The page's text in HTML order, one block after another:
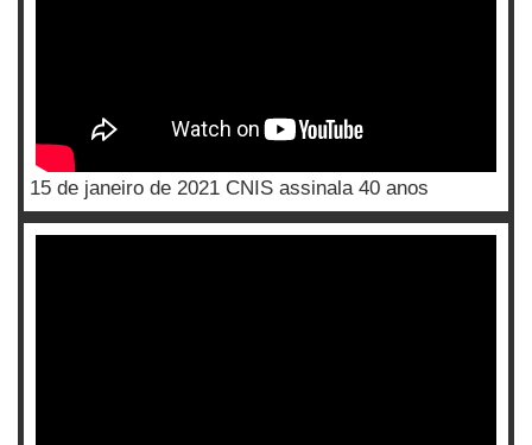
15 de janeiro de 2021 CNIS assinala 40 anos